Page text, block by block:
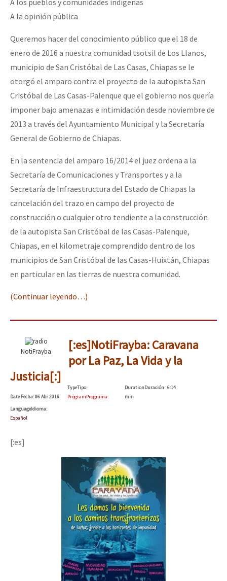
A la opinión pública
Queremos hacer del conocimiento público que el 18 de
enero de 2016 a nuestra comunidad tsotsil de Los Llanos,
municipio de San Cristóbal de Las Casas, Chiapas se le
otorgó el amparo contra el proyecto de la autopista San
Cristóbal de Las Casas-Palenque que el gobierno nos quería
imponer bajo amenazas e intimidación desde noviembre de
2013 a través del Ayuntamiento Municipal y la Secretaría
General de Gobierno de Chiapas.
En la sentencia del amparo 16/2014 el juez ordena a la
Secretaría de Comunicaciones y Transportes y a la
Secretaría de Infraestructura del Estado de Chiapas la
cancelación del trazo en campo del proyecto de
construcción o cualquier otro tendiente a la construcción
de la autopista San Cristóbal de las Casas-Palenque,
Chiapas, en el kilometraje comprendido dentro de los
municipios de San Cristóbal de las Casas-Huixtán, Chiapas
en particular en las tierras de nuestra comunidad.
(Continuar leyendo…)
NotiFrayba
[:es]NotiFrayba: Caravana
por La Paz, La Vida y la
Justicia[:]
DateFecha: 06 Abr 2016
TypeTipo:
ProgramPrograma
DurationDuración: 6:14
min
LanguageIdioma:
Español
[:es]